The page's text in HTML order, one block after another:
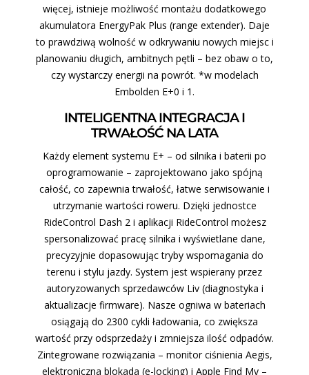
więcej, istnieje możliwość montażu dodatkowego
akumulatora EnergyPak Plus (range extender). Daje
to prawdziwą wolność w odkrywaniu nowych miejsc i
planowaniu długich, ambitnych pętli – bez obaw o to,
czy wystarczy energii na powrót. *w modelach
Embolden E+0 i 1.
INTELIGENTNA INTEGRACJA I
TRWAŁOŚĆ NA LATA
Każdy element systemu E+ – od silnika i baterii po
oprogramowanie – zaprojektowano jako spójną
całość, co zapewnia trwałość, łatwe serwisowanie i
utrzymanie wartości roweru. Dzięki jednostce
RideControl Dash 2 i aplikacji RideControl możesz
spersonalizować pracę silnika i wyświetlane dane,
precyzyjnie dopasowując tryby wspomagania do
terenu i stylu jazdy. System jest wspierany przez
autoryzowanych sprzedawców Liv (diagnostyka i
aktualizacje firmware). Nasze ogniwa w bateriach
osiągają do 2300 cykli ładowania, co zwiększa
wartość przy odsprzedaży i zmniejsza ilość odpadów.
Zintegrowane rozwiązania – monitor ciśnienia Aegis,
elektroniczna blokada (e-locking) i Apple Find My –